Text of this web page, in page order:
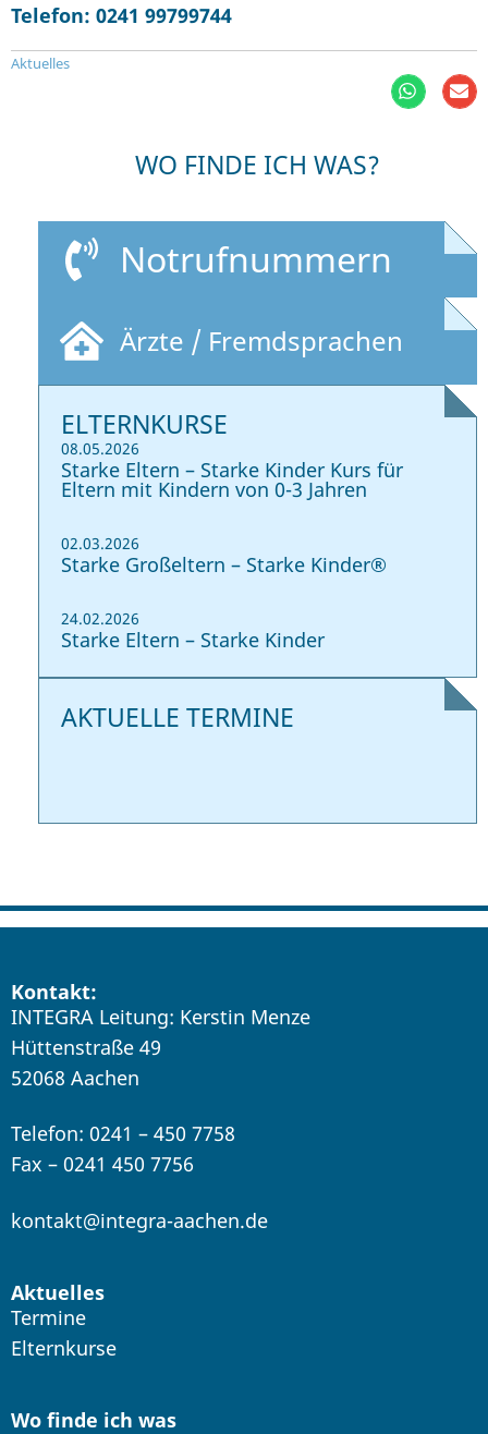
Telefon: 0241 99799744
Aktuelles
WO FINDE ICH WAS?
Notrufnummern
Ärzte / Fremdsprachen
ELTERNKURSE
08.05.2026
Starke Eltern – Starke Kinder Kurs für
Eltern mit Kindern von 0-3 Jahren
02.03.2026
Starke Großeltern – Starke Kinder®
24.02.2026
Starke Eltern – Starke Kinder
AKTUELLE TERMINE
Kontakt:
INTEGRA Leitung: Kerstin Menze
Hüttenstraße 49
52068 Aachen
Telefon: 0241 – 450 7758
Fax – 0241 450 7756
kontakt@integra-aachen.de
Aktuelles
Termine
Elternkurse
Wo finde ich was